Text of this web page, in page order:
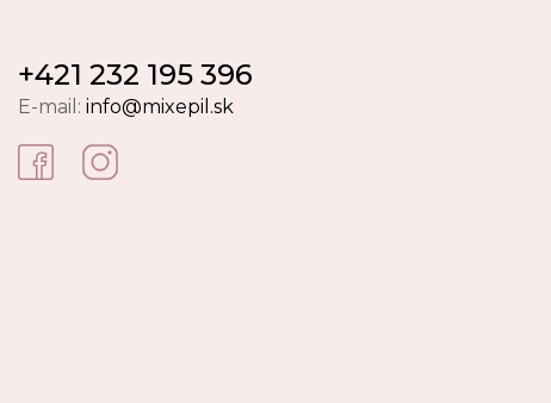
+421 232 195 396
E-mail: info@mixepil.sk